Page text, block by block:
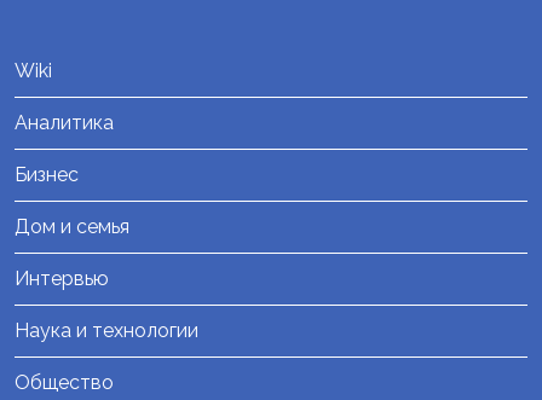
Wiki
Аналитика
Бизнес
Дом и семья
Интервью
Наука и технологии
Общество